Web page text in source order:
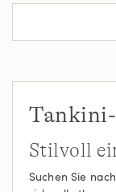
Stilvoll
Suchen Sie